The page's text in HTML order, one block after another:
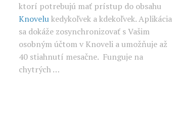
ktorí potrebujú mať prístup do obsahu
Knovelukedykoľvek a kdekoľvek. Aplikácia
sa dokáže zosynchronizovať s Vašim
osobným účtom v Knoveli a umožňuje až
40 stiahnutí mesačne. Funguje na
chytrých …